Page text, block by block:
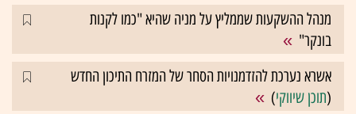
מנהל ההשקעות שממליץ על מניה שהיא "כמו לקנות
בונקר"
אשרא נערכת להזדמנויות הסחר של המזרח התיכון החדש
(תוכן שיווקי)